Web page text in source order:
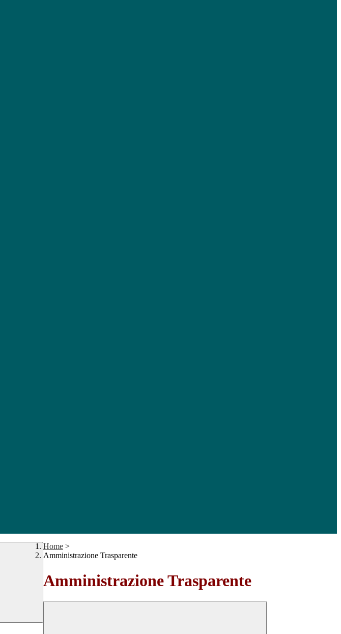
Home >
Amministrazione Trasparente
Amministrazione Trasparente